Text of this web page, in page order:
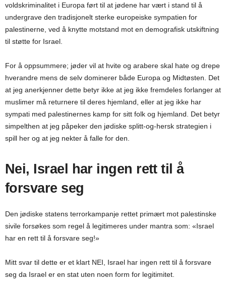
voldskriminalitet i Europa ført til at jødene har vært i stand til å
undergrave den tradisjonelt sterke europeiske sympatien for
palestinerne, ved å knytte motstand mot en demografisk utskiftning
til støtte for Israel.
For å oppsummere; jøder vil at hvite og arabere skal hate og drepe
hverandre mens de selv dominerer både Europa og Midtøsten. Det
at jeg anerkjenner dette betyr ikke at jeg ikke fremdeles forlanger at
muslimer må returnere til deres hjemland, eller at jeg ikke har
sympati med palestinernes kamp for sitt folk og hjemland. Det betyr
simpelthen at jeg påpeker den jødiske splitt-og-hersk strategien i
spill her og at jeg nekter å falle for den.
Nei, Israel har ingen rett til å
forsvare seg
Den jødiske statens terrorkampanje rettet primært mot palestinske
sivile forsøkes som regel å legitimeres under mantra som: «Israel
har en rett til å forsvare seg!»
Mitt svar til dette er et klart NEI, Israel har ingen rett til å forsvare
seg da Israel er en stat uten noen form for legitimitet.